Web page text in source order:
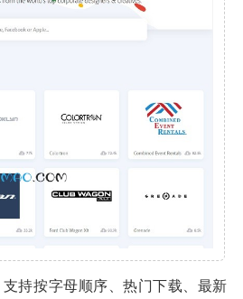
持按字母顺序、热门下载、最新